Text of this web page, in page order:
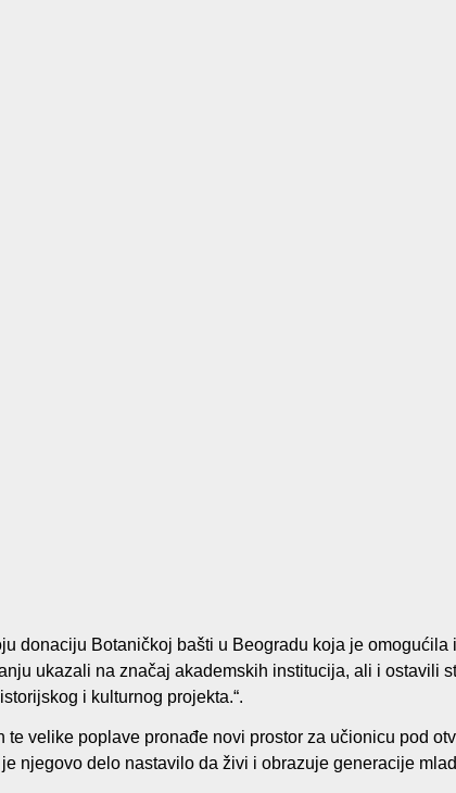
donaciju Botaničkoj bašti u Beogradu koja je
ukazali na značaj akademskih institucija, ali i ostavili
i kulturnog projekta.“.
velike poplave pronađe novi prostor za učionicu pod
njegovo delo nastavilo da živi i obrazuje generacije